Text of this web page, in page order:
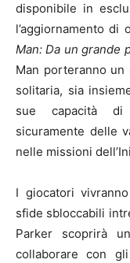
disponibile in
l’aggiornamento di
Man: Da un grande
Man porteranno
solitaria, sia
sue capacità di
sicuramente delle
nelle missioni
I giocatori
sfide sbloccabili
Parker scoprirà
collaborare con